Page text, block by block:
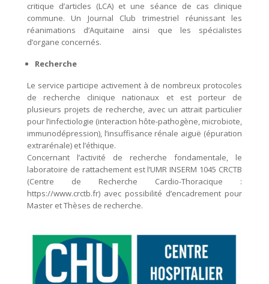
critique d’articles (LCA) et une séance de cas clinique
commune. Un Journal Club trimestriel réunissant les
réanimations d’Aquitaine ainsi que les spécialistes
d’organe concernés.
Recherche
Le service participe activement à de nombreux protocoles
de recherche clinique nationaux et est porteur de
plusieurs projets de recherche, avec un attrait particulier
pour l’infectiologie (interaction hôte-pathogène, microbiote,
immunodépression), l’insuffisance rénale aiguë (épuration
extrarénale) et l’éthique.
Concernant l’activité de recherche fondamentale, le
laboratoire de rattachement est l’UMR INSERM 1045 CRCTB
(Centre de Recherche Cardio-Thoracique :
https://www.crctb.fr) avec possibilité d’encadrement pour
Master et Thèses de recherche.